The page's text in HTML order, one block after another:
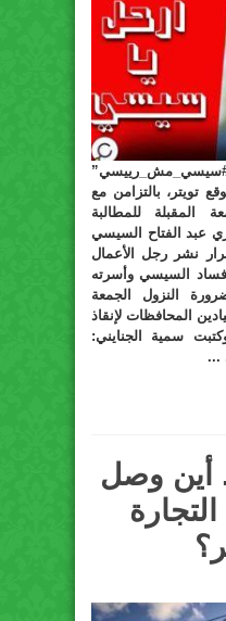
تويتر، بالتزامن مع
المقبلة للمطالبة
عبد الفتاح السيسي
نشر رجل الأعمال
السيسي وأسرته
النزول الجمعة
المحافظات لإنقاذ
سمية الجنايني:
...
أين وصل